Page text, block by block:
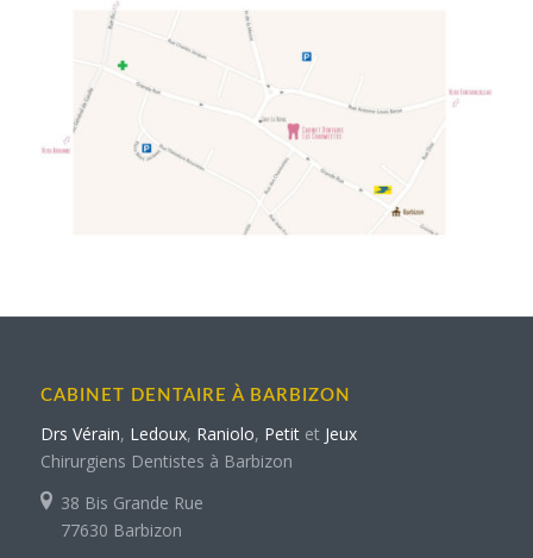
CABINET DENTAIRE À BARBIZON
Drs Vérain, Ledoux, Raniolo, Petitet Jeux
Chirurgiens Dentistes à Barbizon
38 Bis Grande Rue
77630 Barbizon